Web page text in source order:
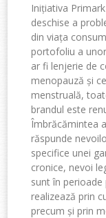
Inițiativa
deschise a
din viața
portofoliu a
ar fi lenjerie de
menopauză și
menstruală,
brandul este
Îmbrăcămintea
răspunde
specifice unei
cronice, nevoi
sunt în perioade
realizează prin
precum și prin